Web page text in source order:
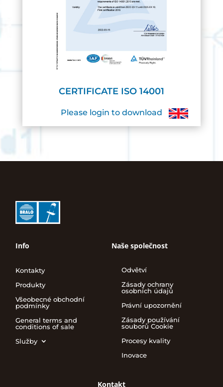
CERTIFICATE ISO 14001
Please login to download
Info
Kontakty
Produkty
Všeobecné obchodní
podmínky
General terms and
conditions of sale
Služby
Naše společnost
Odvětví
Zásady ochrany
osobních údajů
Právní upozornění
Zásady používání
souborů Cookie
Procesy kvality
Inovace
Kontakt